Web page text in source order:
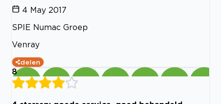
4 May 2017
SPIE Numac Groep
Venray
delen
8